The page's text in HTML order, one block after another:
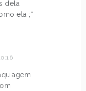
dela
ela ;*